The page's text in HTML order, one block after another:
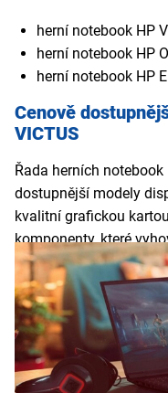
herní notebook HP
herní notebook HP
herní notebook HP
Cenově
VICTUS
Řada herních notebook
dostupnější modely
kvalitní grafickou
komponenty, které
náročnějších hráčů.
méně nároční grafici.